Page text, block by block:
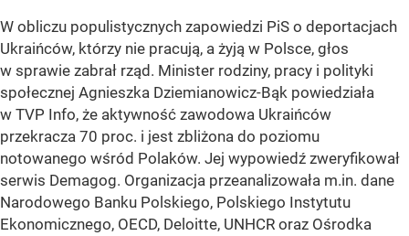
W obliczu populistycznych zapowiedzi PiS o deportacjach
Ukraińców, którzy nie pracują, a żyją w Polsce, głos
w sprawie zabrał rząd. Minister rodziny, pracy i polityki
społecznej Agnieszka Dziemianowicz-Bąk powiedziała
w TVP Info, że aktywność zawodowa Ukraińców
przekracza 70 proc. i jest zbliżona do poziomu
notowanego wśród Polaków. Jej wypowiedź zweryfikował
serwis Demagog. Organizacja przeanalizowała m.in. dane
Narodowego Banku Polskiego, Polskiego Instytutu
Ekonomicznego, OECD, Deloitte, UNHCR oraz Ośrodka